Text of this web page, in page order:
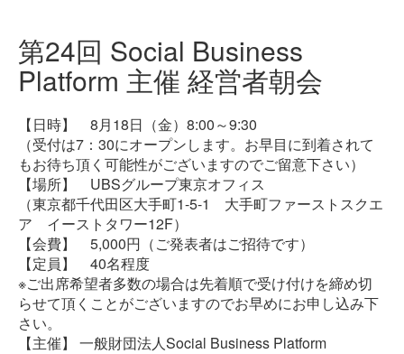
第24回 Social Business
Platform 主催 経営者朝会
【日時】 8月18日（金）8:00～9:30
（受付は7：30にオープンします。お早目に到着されて
もお待ち頂く可能性がございますのでご留意下さい）
【場所】 UBSグループ東京オフィス
（東京都千代田区大手町1-5-1 大手町ファーストスクエ
ア イーストタワー12F）
【会費】 5,000円（ご発表者はご招待です）
【定員】 40名程度
※ご出席希望者多数の場合は先着順で受け付けを締め切
らせて頂くことがございますのでお早めにお申し込み下
さい。
【主催】 一般財団法人Social Business Platform